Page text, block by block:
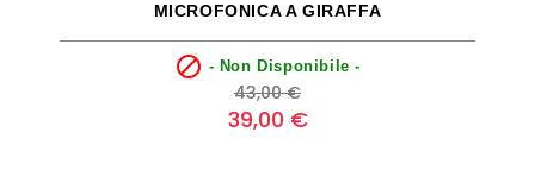
MICROFONICA A GIRAFFA
 - Non Disponibile -
Prezzo
base
43,00 €Prezzo
39,00 €